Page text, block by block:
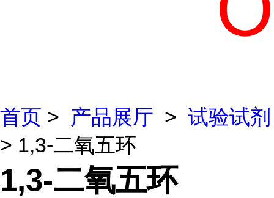
首页 > 产品展厅 > 试验试剂
> 1,3-二氧五环
1,3-二氧五环